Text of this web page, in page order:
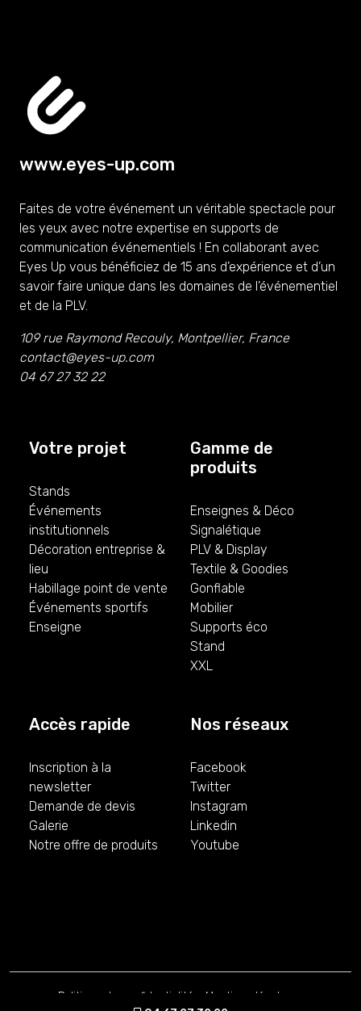
www.eyes-up.com
Faites de votre événement un véritable spectacle pour
les yeux avec notre expertise en supports de
communication événementiels ! En collaborant avec
Eyes Up vous bénéficiez de 15 ans d’expérience et d’un
savoir faire unique dans les domaines de l’événementiel
et de la PLV.
109 rue Raymond Recouly, Montpellier, France
contact@eyes-up.com
04 67 27 32 22
Votre projet
Stands
Événements
institutionnels
Décoration entreprise &
lieu
Habillage point de vente
Événements sportifs
Enseigne
Gamme de
produits
Enseignes & Déco
Signalétique
PLV & Display
Textile & Goodies
Gonflable
Mobilier
Supports éco
Stand
XXL
Accès rapide
Inscription à la
newsletter
Demande de devis
Galerie
Notre offre de produits
Nos réseaux
Facebook
Twitter
Instagram
Linkedin
Youtube
Politique de confidentialité Mentions légales